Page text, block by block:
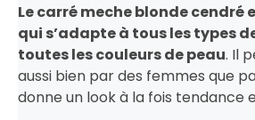
Le carré meche blonde cendré
qui s’adapte à tous les types
toutes les couleurs de peau. Il
aussi bien par des femmes que
donne un look à la fois tendance